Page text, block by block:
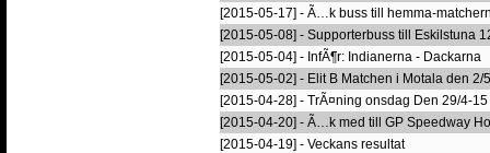
[2015-05-17] - Ã…k buss till hemma-
[2015-05-08] - Supporterbuss till Eskilstuna
[2015-05-04] - InfÃ¶r: Indianerna - Dackarna
[2015-05-02] - Elit B Matchen i Motala den 2/
[2015-04-28] - TrÃ¤ning onsdag Den 29/4-
[2015-04-20] - Ã…k med till GP Speedway
[2015-04-19] - Veckans resultat